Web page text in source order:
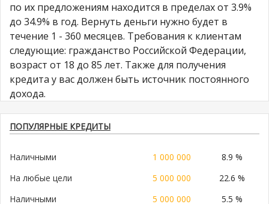
по их предложениям находится в пределах от 3.9%
до 34.9% в год. Вернуть деньги нужно будет в
течение 1 - 360 месяцев. Требования к клиентам
следующие: гражданство Российской Федерации,
возраст от 18 до 85 лет. Также для получения
кредита у вас должен быть источник постоянного
дохода.
ПОПУЛЯРНЫЕ КРЕДИТЫ
Наличными 1 000 000
8.9 %
На любые цели
5 000 000
22.6 %
Наличными
5 000 000 5.5 %